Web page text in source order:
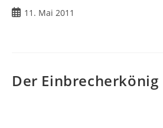
Beitrag11. Mai 2011
Der Einbrecherkönig